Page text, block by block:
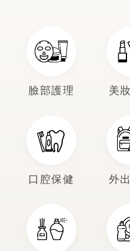
臉部護理 美
口腔保健 外